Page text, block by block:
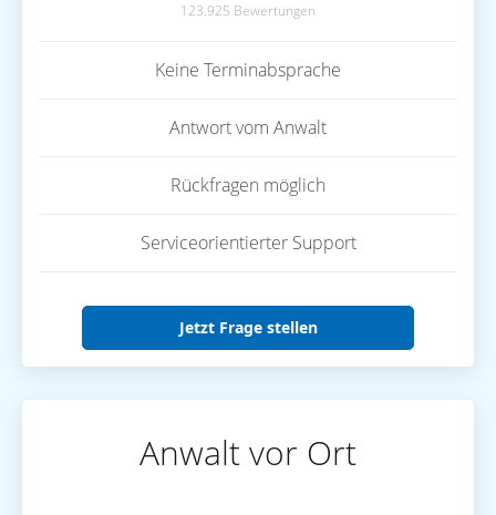
123.925 Bewertungen
Keine Terminabsprache
Antwort vom Anwalt
Rückfragen möglich
Serviceorientierter Support
Jetzt Frage stellen
Anwalt vor Ort